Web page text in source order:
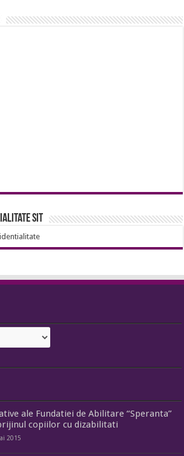
sit
ale Fundatiei de Abilitare “Speranta”
copiilor cu dizabilitati
2015